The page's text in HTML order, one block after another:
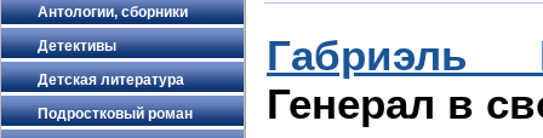
Антологии, сборники
Детективы
Детская литература
Подростковый роман
Габриэль
Генерал в